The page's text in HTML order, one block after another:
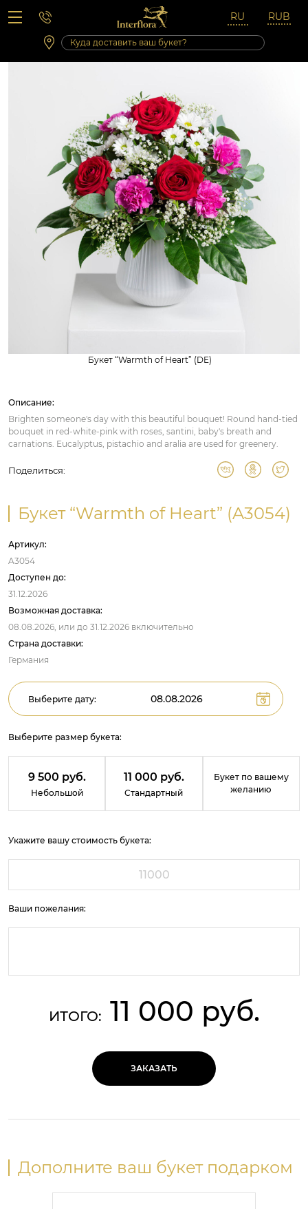
Вопросы-ответы
Сб 10:00 ‐ 14:00
Выходные и праздничные дни
Букет “Warmth of Heart” (DE)
Описание:
Brighten someone's day with this beautiful bouquet! Round hand-tied
bouquet in red-white-pink with roses, santini, baby's breath and
carnations. Eucalyptus, pistachio and aralia are used for greenery.
Поделиться:
Букет “Warmth of Heart” (A3054)
Артикул:
A3054
Доступен до:
31.12.2026
Возможная доставка:
08.08.2026, или до 31.12.2026 включительно
Страна доставки:
Германия
Выберите дату:
Выберите размер букета:
9 500 руб.
Небольшой
11 000 руб.
Стандартный
Букет по вашему
желанию
Укажите вашу стоимость букета:
Ваши пожелания:
ИТОГО: 11 000 руб.
ЗАКАЗАТЬ
Дополните ваш букет подарком